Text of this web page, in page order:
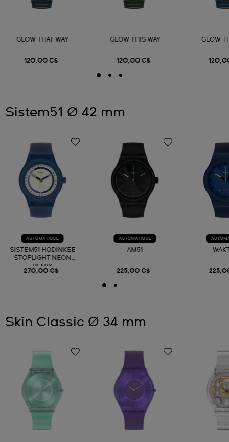
GLOW THAT WAY
120,00 C$
GLOW THIS WAY
120,00 C$
GLOW
Sistem51 Ø 42 mm
AUTOMATIQUE
SISTEM51 HODINKEE
STOPLIGHT NEON
REMIX
270,00 C$
AUTOMATIQUE
AM51
225,00 C$
Skin Classic Ø 34 mm